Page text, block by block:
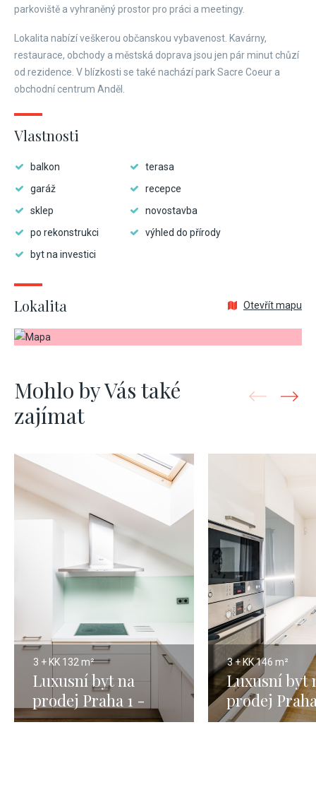
parkoviště a vyhraněný prostor pro práci a meetingy.
Lokalita nabízí veškerou občanskou vybavenost. Kavárny,
restaurace, obchody a městská doprava jsou jen pár minut chůzí
od rezidence. V blízkosti se také nachází park Sacre Coeur a
obchodní centrum Anděl.
Vlastnosti
balkon
terasa
garáž
recepce
sklep
novostavba
po rekonstrukci
výhled do přírody
byt na investici
Lokalita Otevřít mapu
Mohlo by Vás také
zajímat
3 + KK 132 m²
Luxusní byt na
prodej Praha 1 -
Nové Město - 132m
3 + KK146 m²
Luxusní byt
prodej
Malá Strana